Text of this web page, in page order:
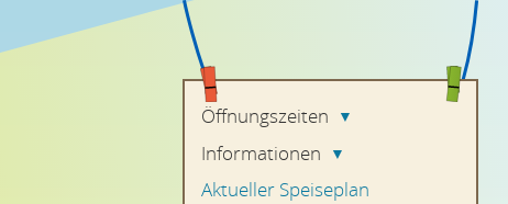
Öffnungszeiten ▼
Informationen ▼
Aktueller Speiseplan